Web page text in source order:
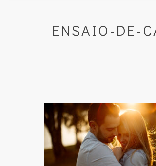
ENSAIO-DE-